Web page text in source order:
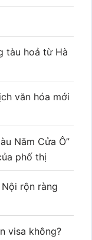
tàu hoả từ Hà
văn hóa mới
Năm Cửa Ô”
phố thị
rộn ràng
visa không?